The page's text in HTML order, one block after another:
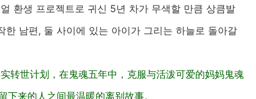
환생 프로젝트로 귀신 5년 차가 무색할 만큼 상큼발
남편, 둘 사이에 있는 아이가 그리는 하늘로 돌아갈
转世计划，在鬼魂五年中，克服与活泼可爱的妈妈鬼魂
来的人之间最温暖的离别故事。